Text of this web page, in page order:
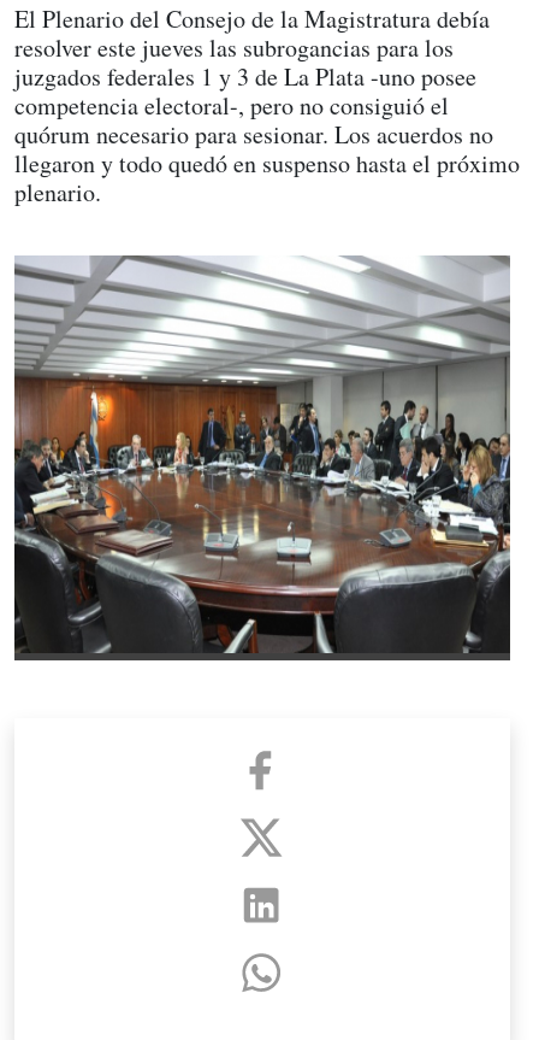
El Plenario del Consejo de la Magistratura debía
resolver este jueves las subrogancias para los
juzgados federales 1 y 3 de La Plata -uno posee
competencia electoral-, pero no consiguió el
quórum necesario para sesionar. Los acuerdos no
llegaron y todo quedó en suspenso hasta el próximo
plenario.